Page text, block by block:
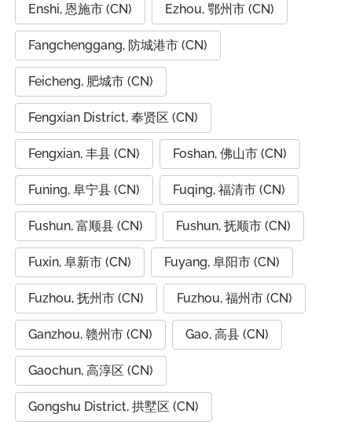
Enshi, 恩施市 (CN) Ezhou, 鄂州市 (CN)
Fangchenggang, 防城港市 (CN)
Feicheng, 肥城市 (CN)
Fengxian District, 奉贤区 (CN)
Fengxian, 丰县 (CN) Foshan, 佛山市 (CN)
Funing, 阜宁县 (CN) Fuqing, 福清市 (CN)
Fushun, 富顺县 (CN) Fushun, 抚顺市 (CN)
Fuxin, 阜新市 (CN) Fuyang, 阜阳市 (CN)
Fuzhou, 抚州市 (CN) Fuzhou, 福州市 (CN)
Ganzhou, 赣州市 (CN) Gao, 高县 (CN)
Gaochun, 高淳区 (CN)
Gongshu District, 拱墅区 (CN)